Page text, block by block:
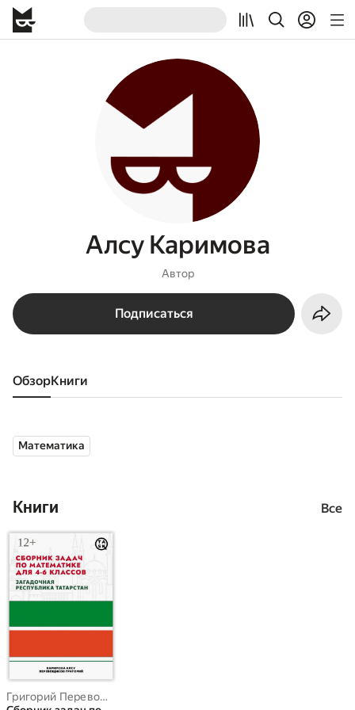
Алсу Каримова
Автор
Подписаться
Обзор книги
Математика
Книги Все
Григорий Перевощиков